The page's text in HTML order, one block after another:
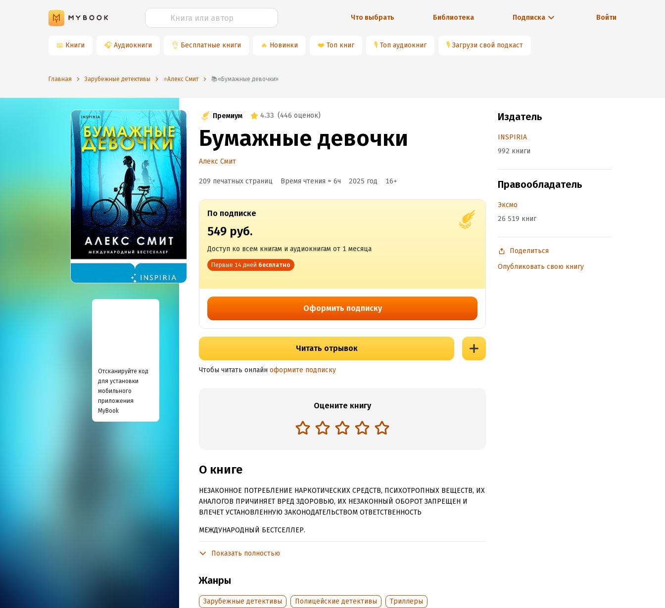
Что выбрать Библиотека Подписка Войти
📖 Книги 🎧 Аудиокниги 👌 Бесплатные книги 🔥 Новинки ❤️ Топ книг 🎙 Топ аудиокниг 🎙 Загрузи свой подкаст
Главная Зарубежные детективы ⭐️Алекс Смит 📚«Бумажные девочки»
Отсканируйте код
для установки
мобильного
приложения
MyBook
Премиум 4.33 (446 оценок)
Бумажные девочки
Алекс Смит
209 печатных страниц Время чтения ≈ 6ч 2025 год 16+
По подписке
549 руб.
Доступ ко всем книгам и аудиокнигам от 1 месяца
Первые 14 дней бесплатно
Оформить подписку
Читать отрывок
Чтобы читать онлайн оформите подписку
Оцените книгу
О книге
НЕЗАКОННОЕ ПОТРЕБЛЕНИЕ НАРКОТИЧЕСКИХ СРЕДСТВ, ПСИХОТРОПНЫХ ВЕЩЕСТВ, ИХ
АНАЛОГОВ ПРИЧИНЯЕТ ВРЕД ЗДОРОВЬЮ, ИХ НЕЗАКОННЫЙ ОБОРОТ ЗАПРЕЩЕН И
ВЛЕЧЕТ УСТАНОВЛЕННУЮ ЗАКОНОДАТЕЛЬСТВОМ ОТВЕТСТВЕННОСТЬ
МЕЖДУНАРОДНЫЙ БЕСТСЕЛЛЕР.
заголовках новостей…
В тот день в Норидже разразилась жуткая гроза. Идеальный день для маньяка…
Показать полностью
Жанры
Зарубежные детективы Полицейские детективы Триллеры
Издатель
INSPIRIA
992 книги
Правообладатель
Эксмо
26 519 книг
Поделиться
Опубликовать свою книгу